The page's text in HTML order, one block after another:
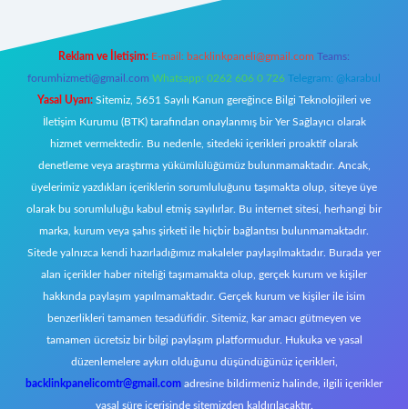
Reklam ve İletişim: E-mail: backlinkpaneli@gmail.com Teams:
forumhizmeti@gmail.com Whatsapp: 0262 606 0 726 Telegram: @karabul
Yasal Uyarı: Sitemiz, 5651 Sayılı Kanun gereğince Bilgi Teknolojileri ve
İletişim Kurumu (BTK) tarafından onaylanmış bir Yer Sağlayıcı olarak
hizmet vermektedir. Bu nedenle, sitedeki içerikleri proaktif olarak
denetleme veya araştırma yükümlülüğümüz bulunmamaktadır. Ancak,
üyelerimiz yazdıkları içeriklerin sorumluluğunu taşımakta olup, siteye üye
olarak bu sorumluluğu kabul etmiş sayılırlar. Bu internet sitesi, herhangi bir
marka, kurum veya şahıs şirketi ile hiçbir bağlantısı bulunmamaktadır.
Sitede yalnızca kendi hazırladığımız makaleler paylaşılmaktadır. Burada yer
alan içerikler haber niteliği taşımamakta olup, gerçek kurum ve kişiler
hakkında paylaşım yapılmamaktadır. Gerçek kurum ve kişiler ile isim
benzerlikleri tamamen tesadüfidir. Sitemiz, kar amacı gütmeyen ve
tamamen ücretsiz bir bilgi paylaşım platformudur. Hukuka ve yasal
düzenlemelere aykırı olduğunu düşündüğünüz içerikleri,
backlinkpanelicomtr@gmail.com adresine bildirmeniz halinde, ilgili içerikler
yasal süre içerisinde sitemizden kaldırılacaktır.